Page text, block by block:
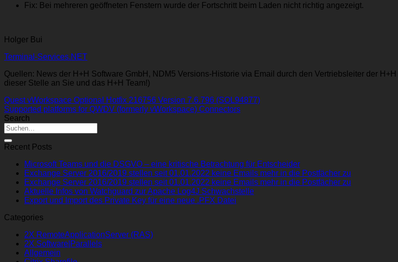
Fix: Bei mehreren geöffneten Fenstern wurde der Fortschritt beim Laden nicht richtig angezeigt.
Holger Bui
Terminal-Services.NET
Quellen: News der H+H Software GmbH, NDM5 Versions-Historie via Email durch den Vertriebsleiter der
dieser Stelle an Sie und das H+H Team!)
Quest vWorkspace Optional Hotfix 216756 Version 7.6.796 (SOL94877)
Supported platforms for QWDV (formerly vWorkspace) Connectors
Search
Recent Posts
Microsoft Teams und die DSGVO – eine kritische Betrachtung für Entscheider
Exchange Server 2016/2019 stellen seit 01.01.2022 keine Emails mehr in die Postfächer zu
Exchange Server 2016/2019 stellen seit 01.01.2022 keine Emails mehr in die Postfächer zu
Aktuelle Infos von Watchguard zur Apache Log4J Schwachstelle
Export und Import des Private Key für eine neue .PFX Datei
Categories
2X RemoteApplicationServer (RAS)
2X Software|Parallels
Allgemein